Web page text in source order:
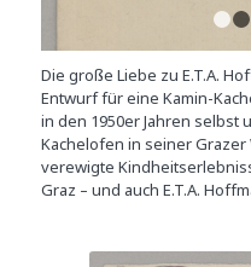
Die große Liebe zu E.T.A.
Entwurf für eine Kamin-
in den 1950er Jahren selbst
Kachelofen in seiner
verewigte
Graz – und auch E.T.A.